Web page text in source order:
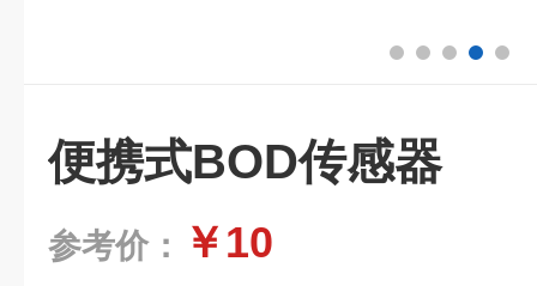
便携式BOD传感器
参考价： ￥10